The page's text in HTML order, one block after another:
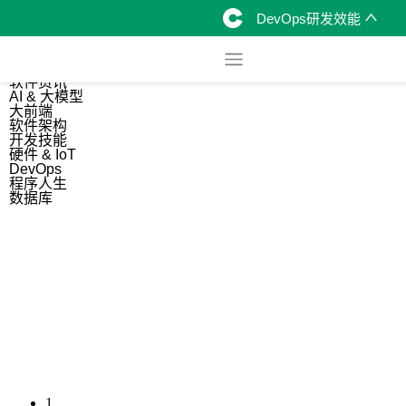
DevOps研发效能
软件资讯
AI & 大模型
大前端
软件架构
开发技能
硬件 & IoT
DevOps
程序人生
数据库
1